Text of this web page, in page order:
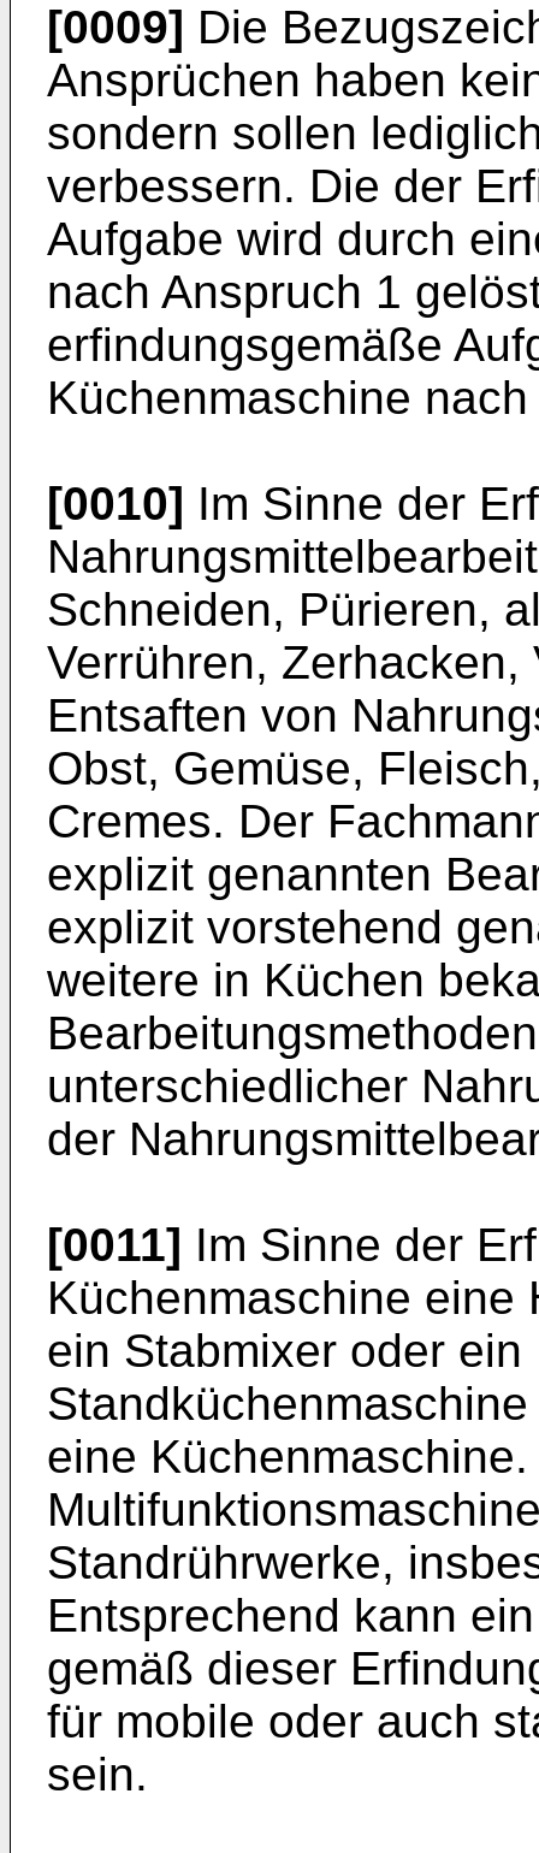
[0009] Die
Ansprüchen haben
sondern sollen
verbessern. Die der
Aufgabe wird durch
nach Anspruch 1
erfindungsgemäße
Küchenmaschine
[0010] Im Sinne der
Schneiden, Pürieren,
Verrühren,
Entsaften von
Obst, Gemüse,
Cremes. Der
explizit genannten
explizit vorstehend
weitere in Küchen
unterschiedlicher
der
[0011] Im Sinne der
Küchenmaschine eine
ein Stabmixer oder
eine
Standrührwerke,
Entsprechend kann
gemäß dieser
für mobile oder auch
sein.